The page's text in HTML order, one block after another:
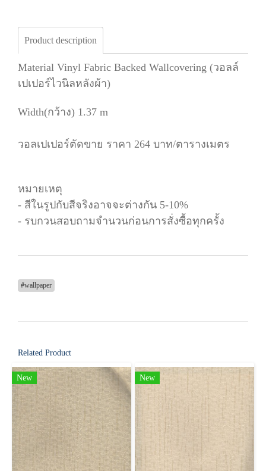
Product description
Material Vinyl Fabric Backed Wallcovering (วอลล์
เปเปอร์ไวนิลหลังผ้า)
Width(กว้าง) 1.37 m
วอลเปเปอร์ตัดขาย ราคา 264 บาท/ตารางเมตร
หมายเหตุ
- สีในรูปกับสีจริงอาจจะต่างกัน 5-10%
- รบกวนสอบถามจำนวนก่อนการสั่งซื้อทุกครั้ง
#wallpaper
Related Product
New New